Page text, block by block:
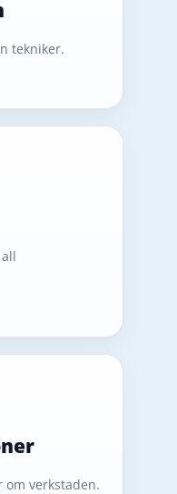
tekniker.
om verkstaden.